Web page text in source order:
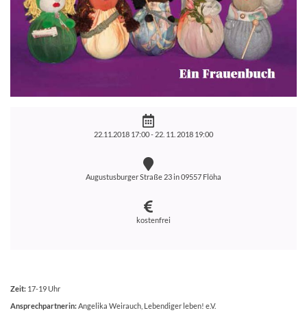
22.11.2018 17:00 - 22. 11. 2018 19:00
Augustusburger Straße 23 in 09557 Flöha
kostenfrei
Zeit: 17-19 Uhr
Ansprechpartnerin:Angelika Weirauch, Lebendiger leben! e.V.